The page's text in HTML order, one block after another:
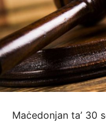
Maċedonjan ta’ 30